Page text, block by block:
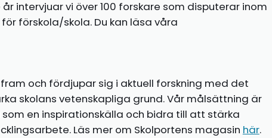
intervjuar vi över 100 forskare som disputerar inom
förskola/skola. Du kan läsa våra
och fördjupar sig i aktuell forskning med det
skolans vetenskapliga grund. Vår målsättning är
en inspirationskälla och bidra till att stärka
Läs mer om Skolportens magasin här.